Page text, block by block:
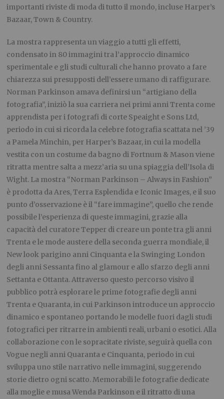
importanti riviste di moda di tutto il mondo, incluse Harper’s
Bazaar, Town & Country.
La mostra rappresenta un viaggio a tutti gli effetti,
condensato in 80 immagini tra l’approccio dinamico
sperimentale e gli studi culturali che hanno provato a fare
chiarezza sui presupposti dell’essere umano di raffigurare.
Norman Parkinson amava definirsi un “artigiano della
fotografia”, iniziò la sua carriera nei primi anni Trenta come
apprendista per i fotografi di corte Speaight e Sons Ltd,
periodo in cui si ricorda la celebre fotografia scattata nel ’39
a Pamela Minchin, per Harper’s Bazaar, in cui la modella
vestita con un costume da bagno di Fortnum & Mason viene
ritratta mentre salta a mezz’aria su una spiaggia dell’Isola di
Wight. La mostra “Norman Parkinson – Always in Fashion”
è prodotta da Ares, Terra Esplendida e Iconic Images, e il suo
punto d’osservazione è il “fare immagine”, quello che rende
possibile l’esperienza di queste immagini, grazie alla
capacità del curatore Tepper di creare un ponte tra gli anni
Trenta e le mode austere della seconda guerra mondiale, il
New look parigino anni Cinquanta e la Swinging London
degli anni Sessanta fino al glamour e allo sfarzo degli anni
Settanta e Ottanta. Attraverso questo percorso visivo il
pubblico potrà esplorare le prime fotografie degli anni
Trenta e Quaranta, in cui Parkinson introduce un approccio
dinamico e spontaneo portando le modelle fuori dagli studi
fotografici per ritrarre in ambienti reali, urbani o esotici. Alla
collaborazione con le sopracitate riviste, seguirà quella con
Vogue negli anni Quaranta e Cinquanta, periodo in cui
sviluppa uno stile narrativo nelle immagini, suggerendo
storie dietro ogni scatto. Memorabili le fotografie dedicate
alla moglie e musa Wenda Parkinson e il ritratto di una